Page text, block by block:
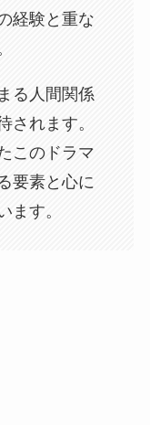
経験と重な
る人間関係
されます。
このドラマ
要素と心に
ます。